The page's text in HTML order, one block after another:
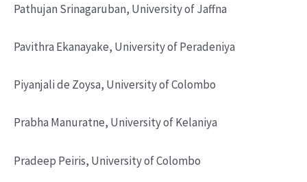
Pathujan Srinagaruban, University of Jaffna
Pavithra Ekanayake, University of Peradeniya
Piyanjali de Zoysa, University of Colombo
Prabha Manuratne, University of Kelaniya
Pradeep Peiris, University of Colombo